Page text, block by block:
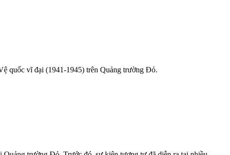
quốc vĩ đại (1941-1945) trên Quảng trường Đỏ.